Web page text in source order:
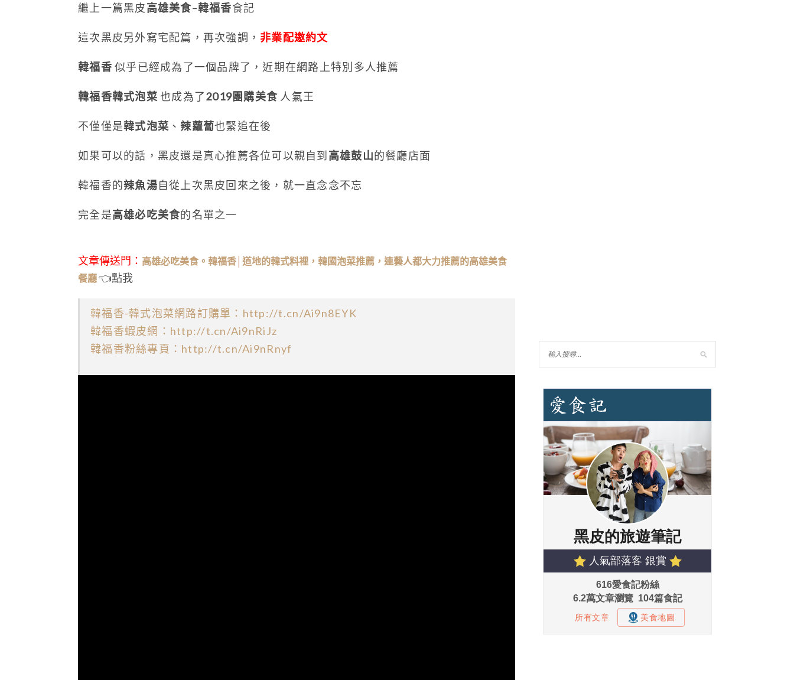
繼上一篇黑皮高雄美食–韓福香食記
這次黑皮另外寫宅配篇，再次強調， 非業配邀約文
韓福香似乎已經成為了一個品牌了，近期在網路上特別多人推薦
韓福香韓式泡菜也成為了2019團購美食 人氣王
不僅僅是韓式泡菜 、辣蘿蔔也緊追在後
如果可以的話，黑皮還是真心推薦各位可以親自到高雄鼓山的餐廳店面
韓福香的辣魚湯自從上次黑皮回來之後，就一直念念不忘
完全是高雄必吃美食的名單之一
文章傳送門： 高雄必吃美食。韓福香│道地的韓式料裡，韓國泡菜推薦，連藝人都大力推薦的高雄美食
餐廳👈點我
韓福香-韓式泡菜網路訂購單： http://t.cn/Ai9n8EYK
韓福香蝦皮網： http://t.cn/Ai9nRiJz
韓福香粉絲專頁： http://t.cn/Ai9nRnyf